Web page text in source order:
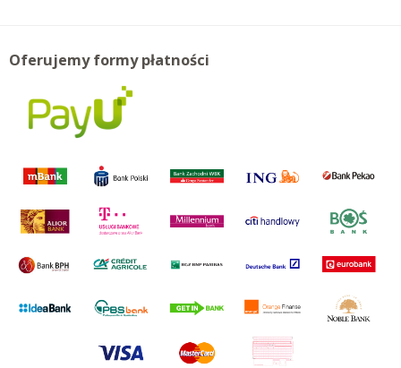
Oferujemy formy płatności